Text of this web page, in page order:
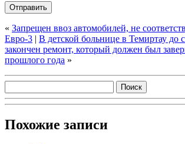
« Запрещен ввоз автомобилей, не
Евро-3 | В детской больнице в Темиртау до
закончен ремонт, который должен был
прошлого года »
Похожие записи